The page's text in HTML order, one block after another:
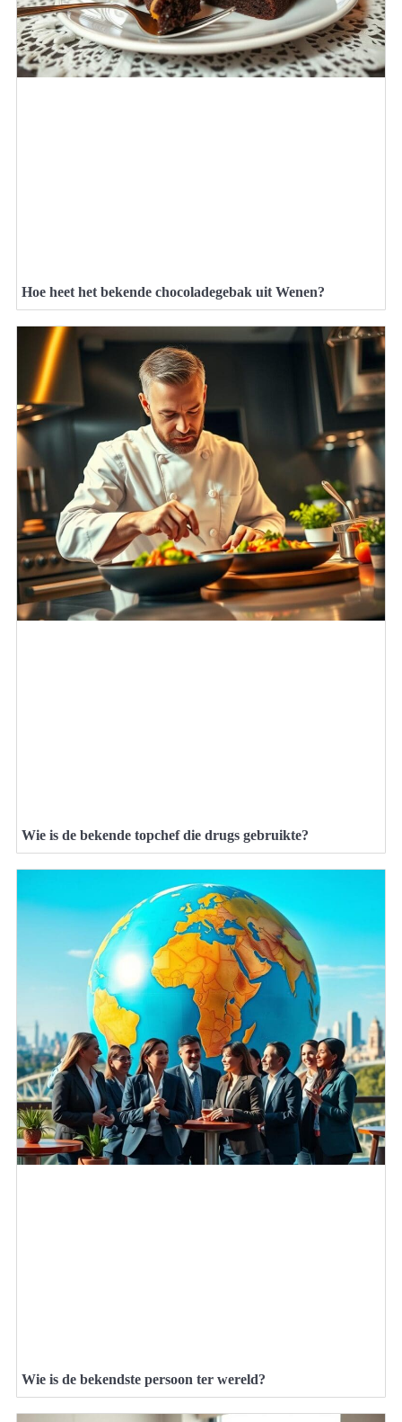
Hoe heet het bekende chocoladegebak uit Wenen?
Wie is de bekende topchef die drugs gebruikte?
Wie is de bekendste persoon ter wereld?